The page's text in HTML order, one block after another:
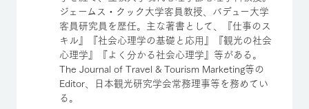
ジェームス・クック大学客員教授、バデュー大学
客員研究員を歴任。主な著書として、『仕事のス
キル』『社会心理学の基礎と応用』『観光の社会
心理学』『よく分かる社会心理学』等がある。
The Journal of Travel & Tourism Marketing等の
Editor、日本観光研究学会常務理事等を務めてい
る。